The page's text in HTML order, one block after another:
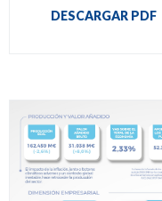
DESCARGAR PDF